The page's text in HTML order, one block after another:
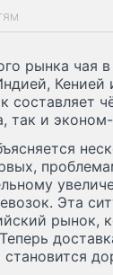
рынка чая
составляет
так и эконом-
Эта
рынок,